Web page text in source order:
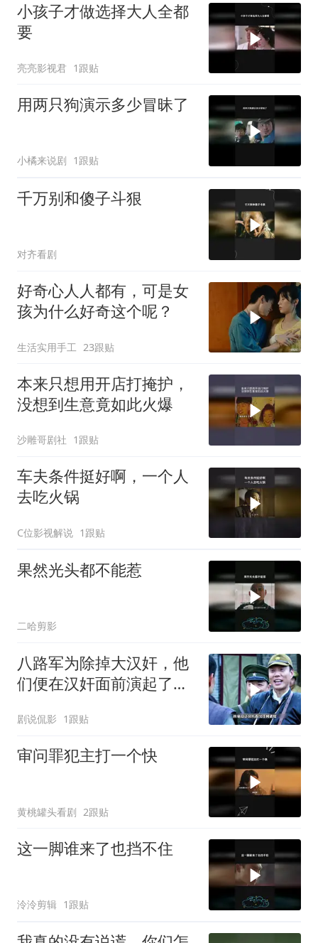
小孩子才做选择大人全都
要
亮亮影视君 1跟贴
用两只狗演示多少冒昧了
小橘来说剧 1跟贴
千万别和傻子斗狠
对齐看剧
好奇心人人都有，可是女
孩为什么好奇这个呢？
生活实用手工 23跟贴
本来只想用开店打掩护，
没想到生意竟如此火爆
沙雕哥剧社 1跟贴
车夫条件挺好啊，一个人
去吃火锅
C位影视解说 1跟贴
果然光头都不能惹
二哈剪影
八路军为除掉大汉奸，他
们便在汉奸面前演起了双
剧说侃影 1跟贴
审问罪犯主打一个快
黄桃罐头看剧 2跟贴
这一脚谁来了也挡不住
泠泠剪辑 1跟贴